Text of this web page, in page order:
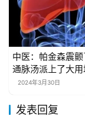
中医：帕金森震
通脉汤派上了大用
2024年3月30日
发表回复